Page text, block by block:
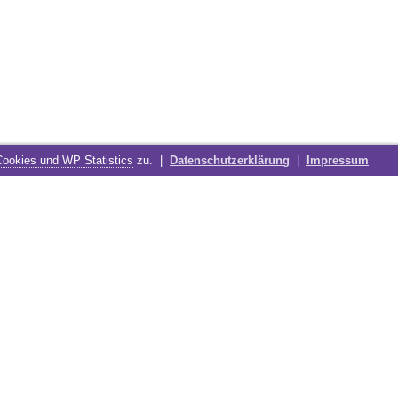
und WP Statistics zu. | Datenschutzerklärung Impressum